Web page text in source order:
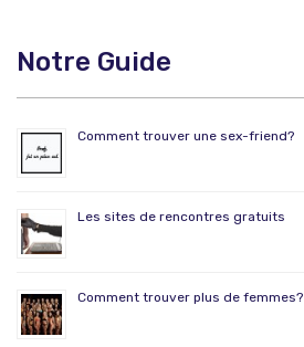
Notre Guide
Comment trouver une sex-friend?
Les sites de rencontres gratuits
Comment trouver plus de femmes?